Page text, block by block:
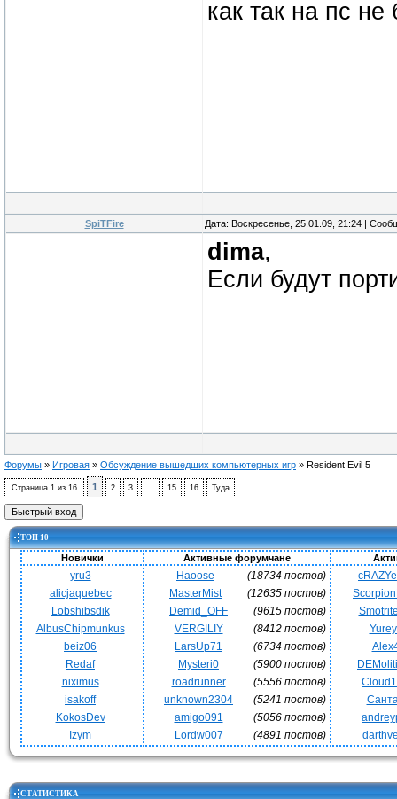
как так на пс не
SpiTFire Дата: Воскресенье, 25.01.09, 21:24 |
dima,
Если будут
Форумы » Игровая » Обсуждение вышедших компьютерных игр » Resident Evil 5
Страница 1 из 16 1 2 3 … 15 16 Туда
ТОП 10
Новички Активные форумчане
yru3
alicjaquebec
Lobshibsdik
AlbusChipmunkus
beiz06
Redaf
niximus
isakoff
KokosDev
Izym
Haoose
(18734 постов)
MasterMist
(12635 постов)
Demid_OFF
(9615 постов)
VERGILIY
(8412 постов)
LarsUp71
(6734 постов)
Mysteri0
(5900 постов)
roadrunner
(5556 постов)
unknown2304
(5241 постов)
amigo091
(5056 постов)
Lordw007
(4891 постов)
СТАТИСТИКА